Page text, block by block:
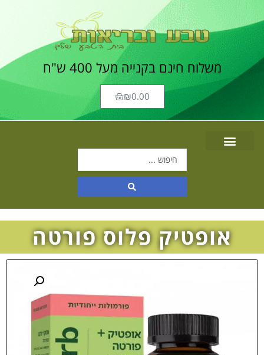
משלוח חינם בקנייה מעל 400 ש"ח
₪0.00
אופטיק פלוס פורטה